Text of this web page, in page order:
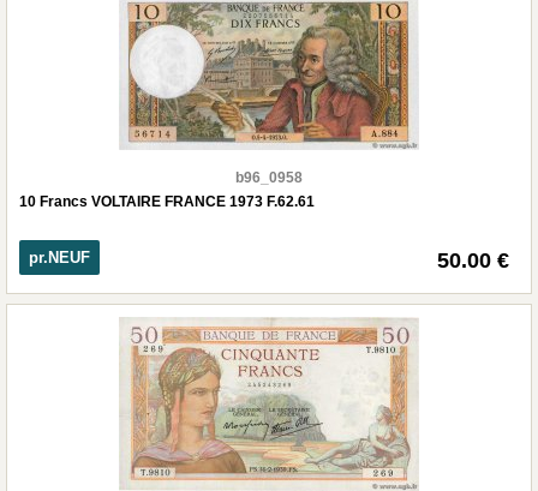
b96_0958
10 Francs VOLTAIRE FRANCE 1973 F.62.61
pr.NEUF 50.00 €